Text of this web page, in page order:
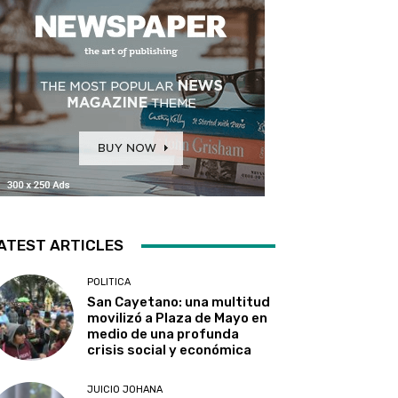
ARTICLES
POLITICA
San Cayetano: una multitud
movilizó a Plaza de Mayo en
medio de una profunda
crisis social y económica
JUICIO JOHANA